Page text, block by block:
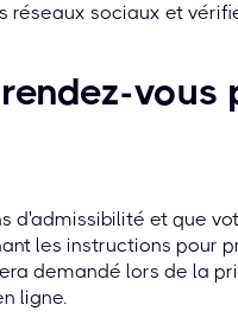
réseaux sociaux et
vous
d'admissibilité et que
les instructions pour
demandé lors de la
ligne.